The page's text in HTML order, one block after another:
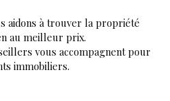
aidons à trouver la propriété
au meilleur prix.
vous accompagnent pour
immobiliers.